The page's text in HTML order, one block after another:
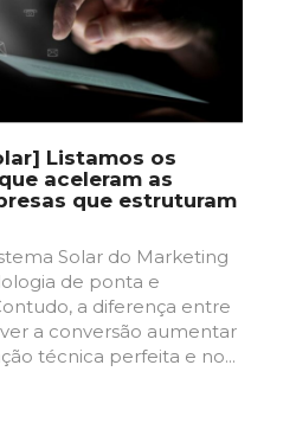
Listamos os
aceleram as
que estruturam
Solar do Marketing
de ponta e
a diferença entre
a conversão aumentar
técnica perfeita e no...